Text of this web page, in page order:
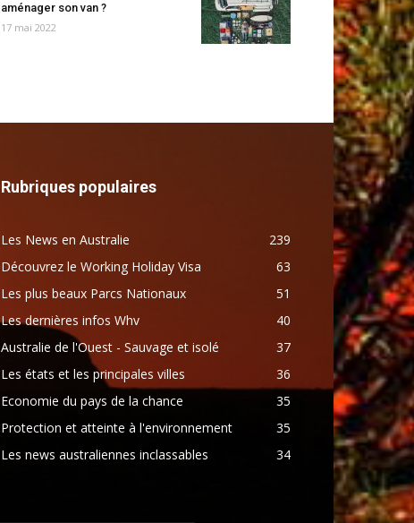
aménager son van ?
17 mai 2022
Rubriques populaires
Les News en Australie
239
Découvrez le Working Holiday Visa
63
Les plus beaux Parcs Nationaux
51
Les dernières infos Whv
40
Australie de l'Ouest - Sauvage et isolé
37
Les états et les principales villes
36
Economie du pays de la chance
35
Protection et atteinte à l'environnement
35
Les news australiennes inclassables
34